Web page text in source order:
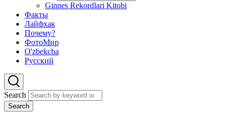
Ginnes Rekordlari Kitobi
Факты
Лайфхак
Почему?
ФотоМир
O'zbekcha
Русский
Search
Search